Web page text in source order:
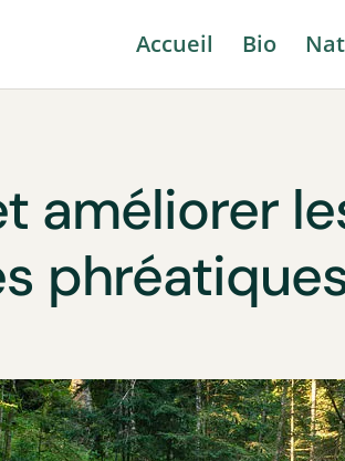
Accueil Bio
améliorer